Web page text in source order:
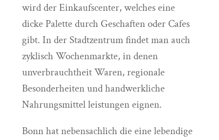
wird der Einkaufscenter, welches eine
dicke Palette durch Geschaften oder Cafes
gibt. In der Stadtzentrum findet man auch
zyklisch Wochenmarkte, in denen
unverbrauchtheit Waren, regionale
Besonderheiten und handwerkliche
Nahrungsmittel leistungen eignen.
Bonn hat nebensachlich die eine lebendige